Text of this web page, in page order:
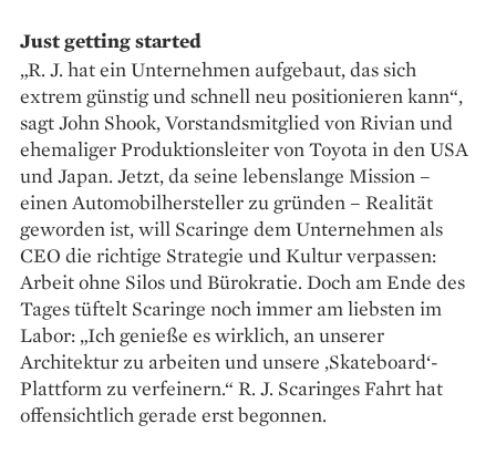
Just getting started
„R. J. hat ein Unternehmen aufgebaut, das sich
extrem günstig und schnell neu positionieren kann“,
sagt John Shook, Vorstandsmitglied von Rivian und
ehemaliger Produktionsleiter von Toyota in den USA
und Japan. Jetzt, da seine lebenslange Mission –
einen Automobilhersteller zu gründen – Realität
geworden ist, will Scaringe dem Unternehmen als
CEO die richtige Strategie und Kultur verpassen:
Arbeit ohne Silos und Bürokratie. Doch am Ende des
Tages tüftelt Scaringe noch immer am liebsten im
Labor: „Ich genieße es wirklich, an unserer
Architektur zu arbeiten und unsere ‚Skateboard‘-
Plattform zu verfeinern.“ R. J. Scaringes Fahrt hat
offensichtlich gerade erst begonnen.